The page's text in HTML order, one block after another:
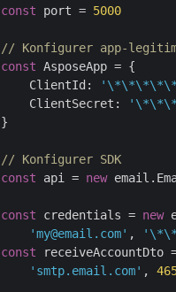
const port = 5000
// Konfigurer app-
const AsposeApp = {
    ClientId:
    ClientSecret:
}
// Konfigurer SDK
const api = new
const credentials = new
'my@email.com' ,
const receiveAccountDto
'smtp.email.com' ,